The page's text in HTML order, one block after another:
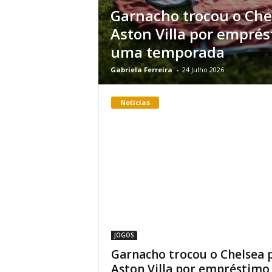
Garnacho trocou o
Aston Villa por
uma temporada
Gabriela Ferreira - 24 Julho 2026
Noticias
JOGOS
Garnacho trocou o Chelsea